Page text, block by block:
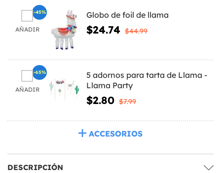
AÑADIR
Globo de foil de llama
$24.74 $44.99
-45%
AÑADIR
5 adornos para tarta de Llama -
Llama Party
$2.80 $7.99
-65%
ACCESORIOS
DESCRIPCIÓN